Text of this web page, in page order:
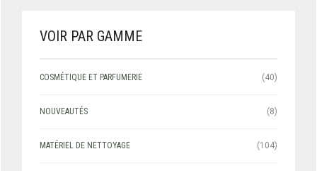
VOIR PAR GAMME
COSMÉTIQUE ET PARFUMERIE (40)
NOUVEAUTÉS (8)
MATÉRIEL DE NETTOYAGE (104)